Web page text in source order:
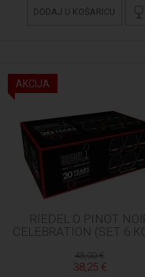
DODAJ U KOŠARICU
AKCIJA
RIEDEL O PINOT
CELEBRATION (SET 6
45,00 €
38,25 €